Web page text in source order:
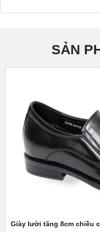
SẢN
Giày lười tăng 8cm chiều